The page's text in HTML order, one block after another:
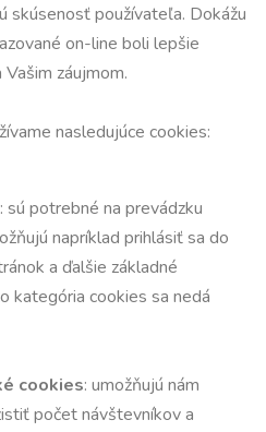
skúsenosť používateľa. Dokážu
on-line boli lepšie
záujmom.
nasledujúce cookies:
: sú potrebné na prevádzku
napríklad prihlásiť sa do
a ďalšie základné
kategória cookies sa nedá
cookies: umožňujú nám
počet návštevníkov a